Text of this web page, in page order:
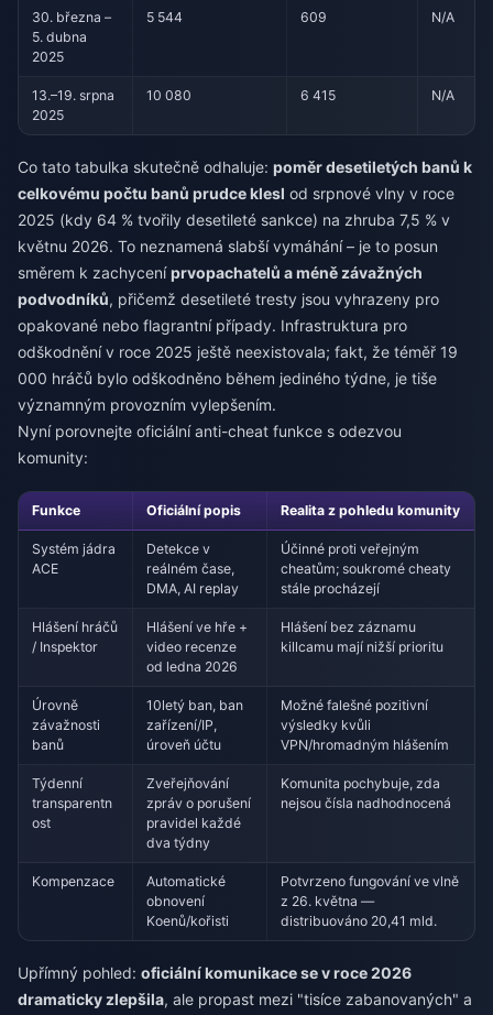
30. března –
5. dubna
2025
5 544 609 N/A
13.–19. srpna
2025
10 080 6 415 N/A
Co tato tabulka skutečně odhaluje: poměr desetiletých banů k
celkovému počtu banů prudce klesl od srpnové vlny v roce
2025 (kdy 64 % tvořily desetileté sankce) na zhruba 7,5 % v
květnu 2026. To neznamená slabší vymáhání – je to posun
směrem k zachyceníprvopachatelů a méně závažných
podvodníků, přičemž desetileté tresty jsou vyhrazeny pro
opakované nebo flagrantní případy. Infrastruktura pro
odškodnění v roce 2025 ještě neexistovala; fakt, že téměř 19
000 hráčů bylo odškodněno během jediného týdne, je tiše
významným provozním vylepšením.
Nyní porovnejte oficiální anti-cheat funkce s odezvou
komunity:
Funkce Oficiální popis Realita z pohledu komunity
Systém jádra
ACE
Detekce v
reálném čase,
DMA, AI replay
Účinné proti veřejným
cheatům; soukromé cheaty
stále procházejí
Hlášení hráčů
/ Inspektor
Hlášení ve hře +
video recenze
od ledna 2026
Hlášení bez záznamu
killcamu mají nižší prioritu
Úrovně
závažnosti
banů
10letý ban, ban
zařízení/IP,
úroveň účtu
Možné falešné pozitivní
výsledky kvůli
VPN/hromadným hlášením
Týdenní
transparentn
ost
Zveřejňování
zpráv o porušení
pravidel každé
dva týdny
Komunita pochybuje, zda
nejsou čísla nadhodnocená
Kompenzace
Automatické
obnovení
Koenů/kořisti
Potvrzeno fungování ve vlně
z 26. května —
distribuováno 20,41 mld.
Upřímný pohled: oficiální komunikace se v roce 2026
dramaticky zlepšila, ale propast mezi "tisíce zabanovaných" a